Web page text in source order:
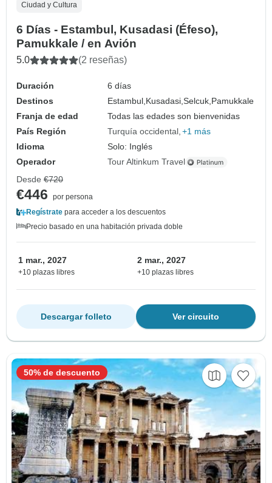
Ciudad y Cultura
6 Días - Estambul, Kusadasi (Éfeso),
Pamukkale / en Avión
5.0 (2 reseñas)
Duración
6 días
Destinos
Estambul,Kusadasi,Selcuk,Pamukkale
Franja de edad
Todas las edades son bienvenidas
País Región
Turquía occidental +1 más
Idioma
Solo: Inglés
Operador
Tour Altinkum Travel
Desde €720
€446
por persona
Regístrate para acceder a los descuentos
Precio basado en una habitación privada doble
1 mar., 2027
+10 plazas libres
2 mar., 2027
+10 plazas libres
Ver circuito
Descargar folleto
50% de descuento